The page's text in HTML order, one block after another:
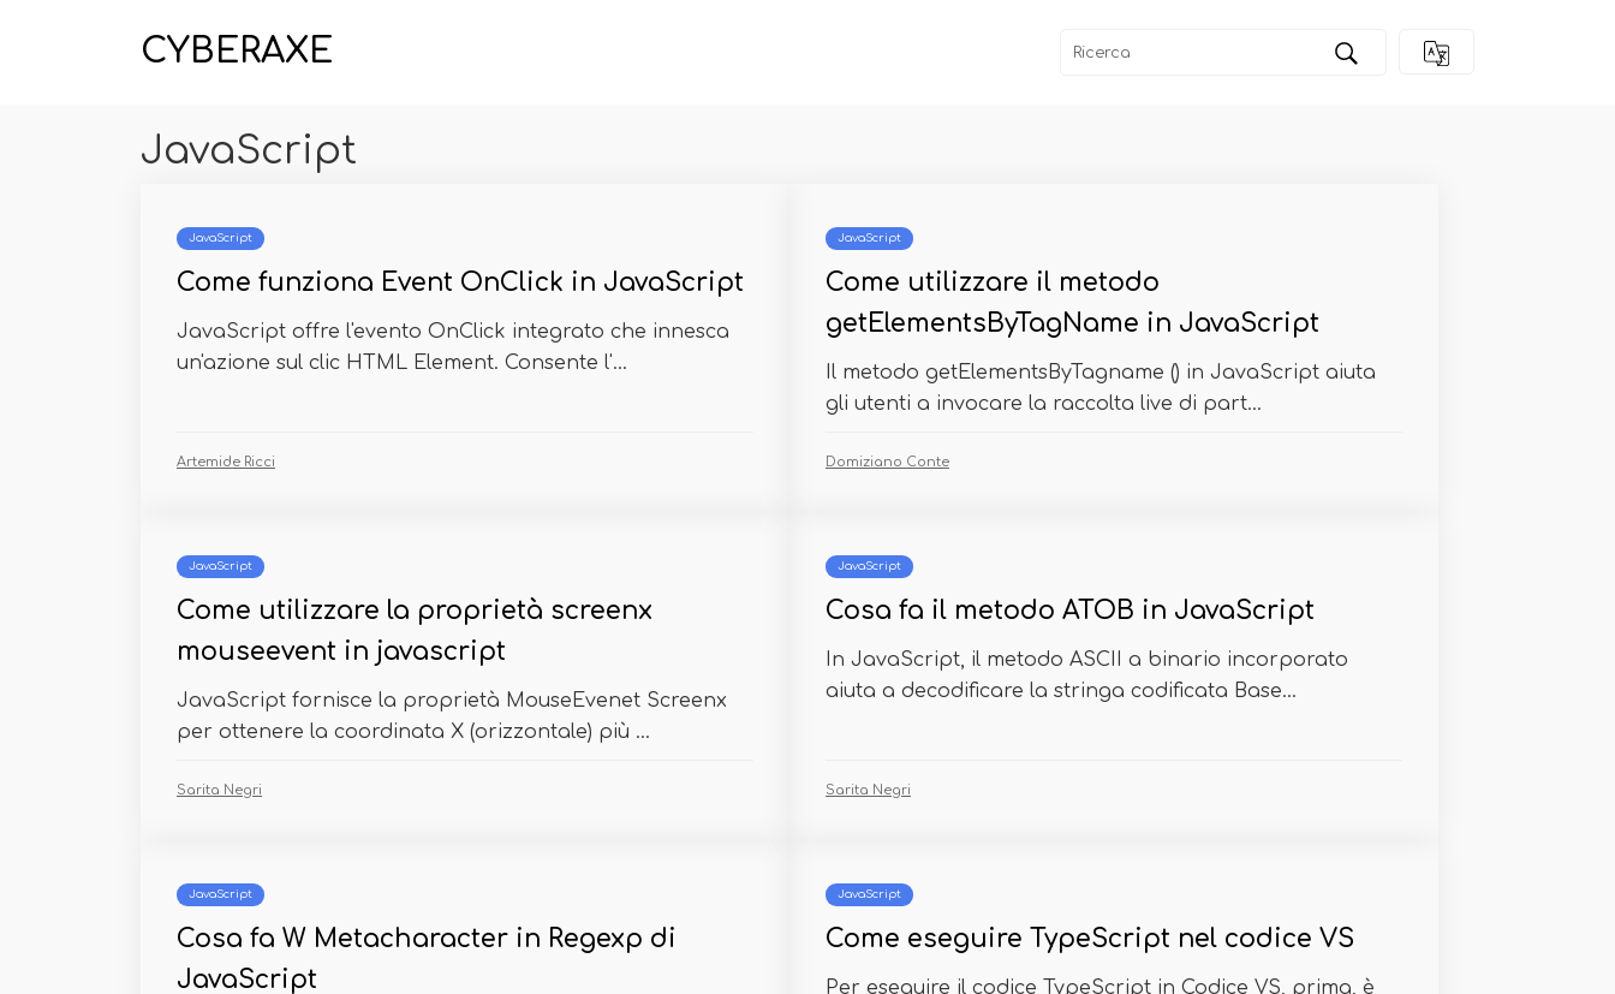
CYBERAXE
JavaScript
JavaScript
Come funziona Event OnClick in JavaScript
JavaScript offre l'evento OnClick integrato che innesca
un'azione sul clic HTML Element. Consente l'...
Artemide Ricci
JavaScript
Come utilizzare il metodo
getElementsByTagName in JavaScript
Il metodo getElementsByTagname () in JavaScript aiuta
gli utenti a invocare la raccolta live di part...
Domiziano Conte
JavaScript
Come utilizzare la proprietà screenx
mouseevent in javascript
JavaScript fornisce la proprietà MouseEvenet Screenx
per ottenere la coordinata X (orizzontale) più ...
Sarita Negri
JavaScript
Cosa fa il metodo ATOB in JavaScript
In JavaScript, il metodo ASCII a binario incorporato
aiuta a decodificare la stringa codificata Base...
Sarita Negri
JavaScript
Cosa fa W Metacharacter in Regexp di
JavaScript
JavaScript
Come eseguire TypeScript nel codice VS
Per eseguire il codice TypeScript in Codice VS, prima, è